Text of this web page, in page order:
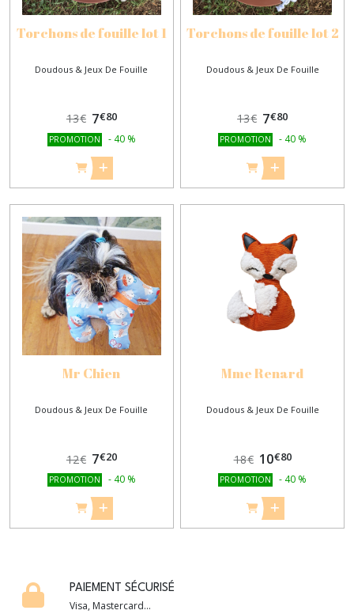
Torchons de fouille lot 1
Doudous & Jeux De Fouille
13€ 7€80
PROMOTION - 40 %
Torchons de fouille lot 2
Doudous & Jeux De Fouille
13€ 7€80
PROMOTION - 40 %
Mr Chien
Doudous & Jeux De Fouille
12€ 7€20
PROMOTION - 40 %
Mme Renard
Doudous & Jeux De Fouille
18€ 10€80
PROMOTION - 40 %
PAIEMENT SÉCURISÉ
Visa, Mastercard...